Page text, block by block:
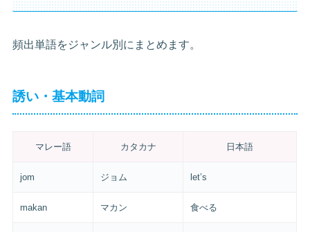
頻出単語をジャンル別にまとめます。
誘い・基本動詞
マレー語 カタカナ 日本語
jom ジョム let’s
makan マカン 食べる